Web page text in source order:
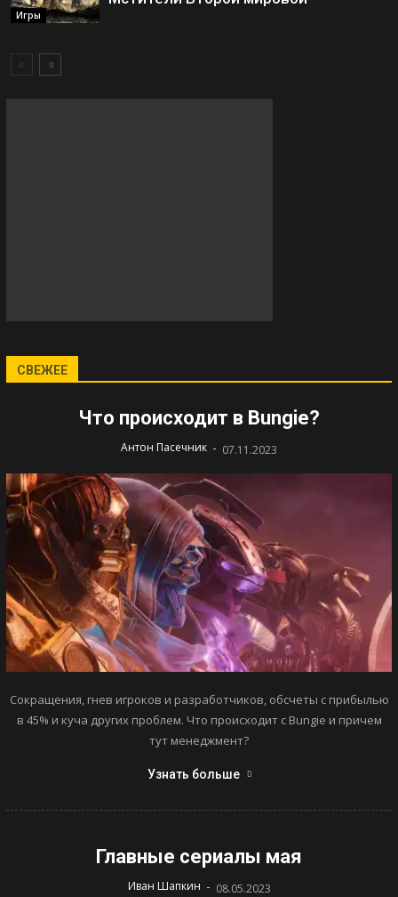
Игры
СВЕЖЕЕ
Что происходит в Bungie?
Антон Пасечник - 07.11.2023
Сокращения, гнев игроков и разработчиков, обсчеты с прибылью
в 45% и куча других проблем. Что происходит с Bungie и причем
тут менеджмент?
Узнать больше
Главные сериалы мая
Иван Шапкин - 08.05.2023